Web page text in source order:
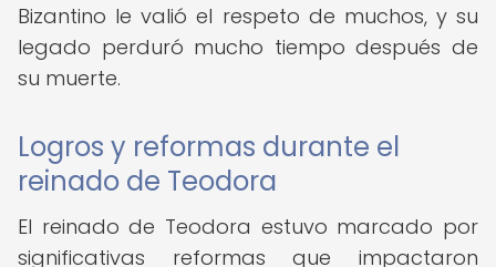
Bizantino le valió el respeto de muchos, y su
legado perduró mucho tiempo después de
su muerte.
Logros y reformas durante el
reinado de Teodora
El reinado de Teodora estuvo marcado por
significativas reformas que impactaron